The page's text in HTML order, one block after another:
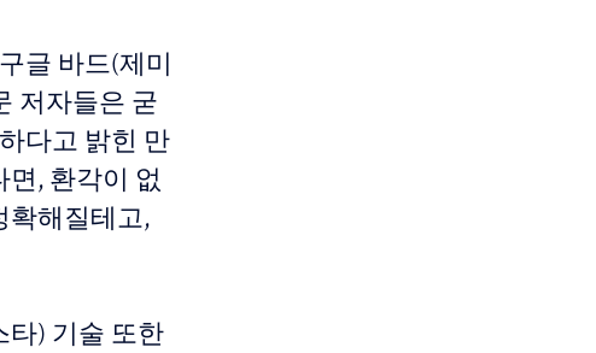
글 바드(제미
저자들은 굳
다고 밝힌 만
면, 환각이 없
확해질테고,
타) 기술 또한